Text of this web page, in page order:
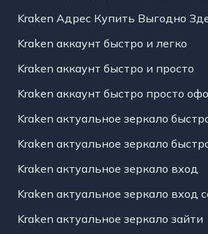
Kraken Адрес Купить Выгодно
Kraken аккаунт быстро и легко
Kraken аккаунт быстро и просто
Kraken аккаунт быстро просто
Kraken актуальное зеркало
Kraken актуальное зеркало
Kraken актуальное зеркало вход
Kraken актуальное зеркало вход
Kraken актуальное зеркало зайти